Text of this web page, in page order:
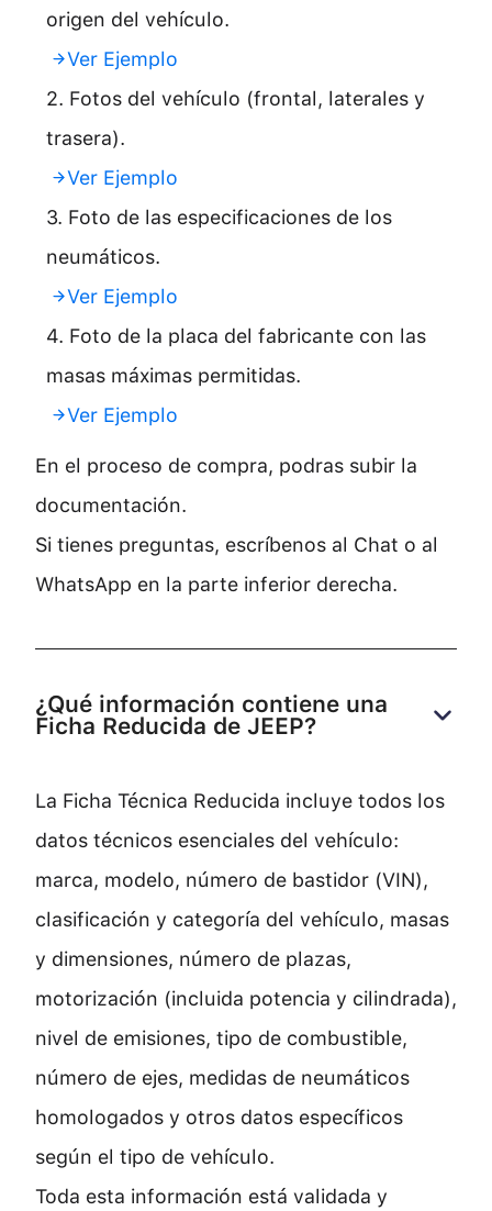
origen del vehículo.
Ver Ejemplo
2. Fotos del vehículo (frontal, laterales y
trasera).
Ver Ejemplo
3. Foto de las especificaciones de los
neumáticos.
Ver Ejemplo
4. Foto de la placa del fabricante con las
masas máximas permitidas.
Ver Ejemplo
En el proceso de compra, podras subir la
documentación.
Si tienes preguntas, escríbenos al Chat o al
WhatsApp en la parte inferior derecha.
¿Qué información contiene una
Ficha Reducida de JEEP?
La Ficha Técnica Reducida incluye todos los
datos técnicos esenciales del vehículo:
marca, modelo, número de bastidor (VIN),
clasificación y categoría del vehículo, masas
y dimensiones, número de plazas,
motorización (incluida potencia y cilindrada),
nivel de emisiones, tipo de combustible,
número de ejes, medidas de neumáticos
homologados y otros datos específicos
según el tipo de vehículo.
Toda esta información está validada y